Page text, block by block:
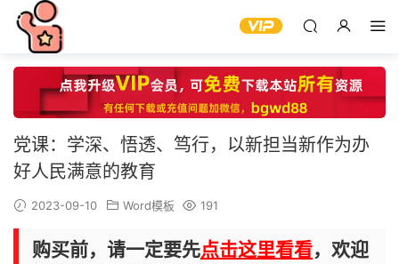
党课：学深、悟透、笃行，以新担当新作为办
好人民满意的教育
2023-09-10 Word模板 191
购买前，请一定要先点击这里看看，欢迎